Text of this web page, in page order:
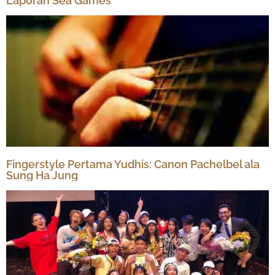
Fingerstyle Pertama Yudhis: Canon Pachelbel ala
Sung Ha Jung